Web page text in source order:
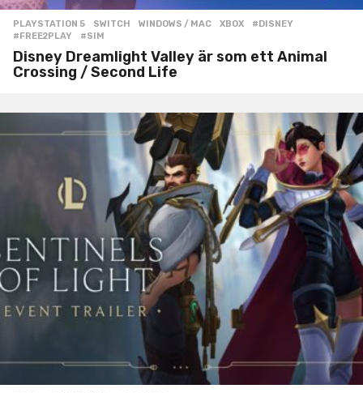
PLAYSTATION 5 ,SWITCH ,WINDOWS / MAC ,XBOX #DISNEY
#FREE2PLAY
,#SIM
Disney Dreamlight Valley är som ett Animal
Crossing / Second Life